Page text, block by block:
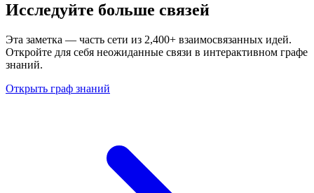
Исследуйте больше связей
Эта заметка — часть сети из 2,400+ взаимосвязанных идей.
Откройте для себя неожиданные связи в интерактивном графе
знаний.
Открыть граф знаний